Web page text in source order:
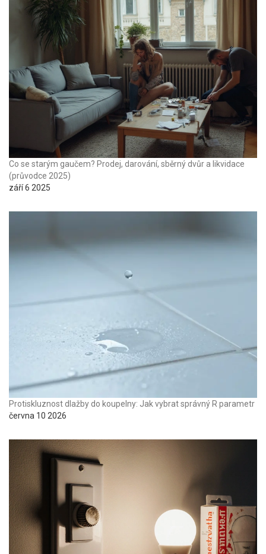
Co se starým gaučem? Prodej, darování, sběrný dvůr a likvidace
(průvodce 2025)
září 6 2025
Protiskluznost dlažby do koupelny: Jak vybrat správný R parametr
června 10 2026